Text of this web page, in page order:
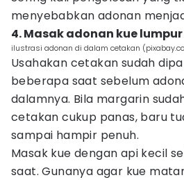
menyebabkan adonan
4. Masak adonan kue
ilustrasi adonan di dalam cetakan
Usahakan cetakan sudah
beberapa saat sebelum
dalamnya. Bila margarin
cetakan cukup panas, baru
sampai hampir penuh.
Masak kue dengan api kecil
saat. Gunanya agar kue